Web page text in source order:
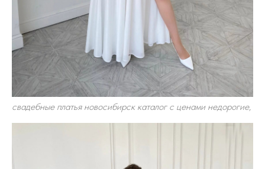
свадебные платья новосибирск каталог с ценами недорогие,